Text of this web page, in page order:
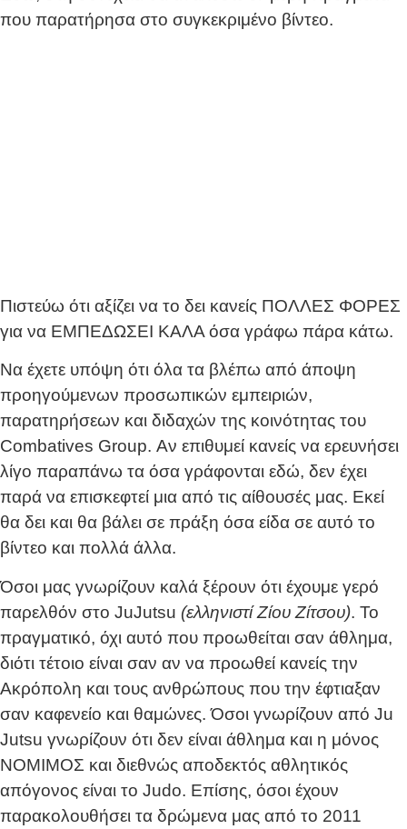
που παρατήρησα στο συγκεκριμένο βίντεο.
Πιστεύω ότι αξίζει να το δει κανείς ΠΟΛΛΕΣ ΦΟΡΕΣ
για να ΕΜΠΕΔΩΣΕΙ ΚΑΛΑ όσα γράφω πάρα κάτω.
Να έχετε υπόψη ότι όλα τα βλέπω από άποψη
προηγούμενων προσωπικών εμπειριών,
παρατηρήσεων και διδαχών της κοινότητας του
Combatives Group. Αν επιθυμεί κανείς να ερευνήσει
λίγο παραπάνω τα όσα γράφονται εδώ, δεν έχει
παρά να επισκεφτεί μια από τις αίθουσές μας. Εκεί
θα δει και θα βάλει σε πράξη όσα είδα σε αυτό το
βίντεο και πολλά άλλα.
Όσοι μας γνωρίζουν καλά ξέρουν ότι έχουμε γερό
παρελθόν στο JuJutsu (ελληνιστί Ζίου Ζίτσου). Το
πραγματικό, όχι αυτό που προωθείται σαν άθλημα,
διότι τέτοιο είναι σαν αν να προωθεί κανείς την
Ακρόπολη και τους ανθρώπους που την έφτιαξαν
σαν καφενείο και θαμώνες. Όσοι γνωρίζουν από Ju
Jutsu γνωρίζουν ότι δεν είναι άθλημα και η μόνος
ΝΟΜΙΜΟΣ και διεθνώς αποδεκτός αθλητικός
απόγονος είναι το Judo. Επίσης, όσοι έχουν
παρακολουθήσει τα δρώμενα μας από το 2011